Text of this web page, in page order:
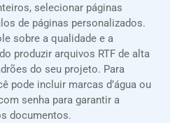
selecionar páginas
de páginas personalizados.
sobre a qualidade e a
produzir arquivos RTF de alta
do seu projeto. Para
pode incluir marcas d’água ou
senha para garantir a
documentos.